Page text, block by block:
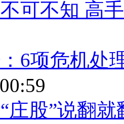
可不知 高
6项危机处
庄股”说翻